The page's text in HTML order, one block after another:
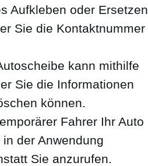
Aufkleben oder Ersetzen
Sie die Kontaktnummer
kann mithilfe
Sie die Informationen
können.
Fahrer Ihr Auto
der Anwendung
Sie anzurufen.